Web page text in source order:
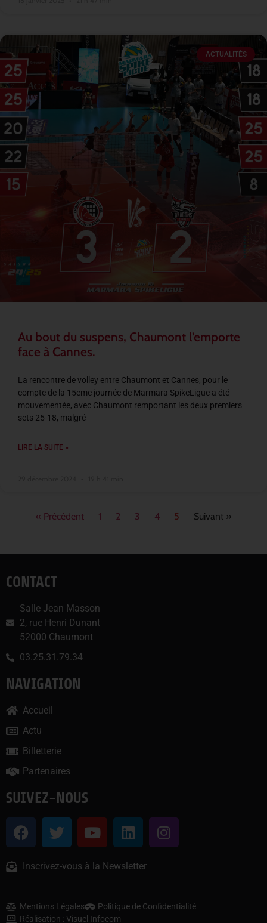
ACTUALITÉS
Au bout du suspens, Chaumont l’emporte
face à Cannes.
La rencontre de volley entre Chaumont et Cannes, pour le
compte de la 15eme journée de Marmara SpikeLigue a été
mouvementée, avec Chaumont remportant les deux premiers
sets 25-18, malgré
LIRE LA SUITE »
« Précédent 1 2 3 4 5 Suivant »
CONTACT
Salle Jean Masson
2, rue Henri Dunant
52000 Chaumont
03.25.31.79.34
NAVIGATION
Accueil
Actu
Billetterie
Partenaires
SUIVEZ-NOUS
Inscrivez-vous à la Newsletter
Mentions Légales
Politique de Confidentialité
Réalisation : Visuel Infocom